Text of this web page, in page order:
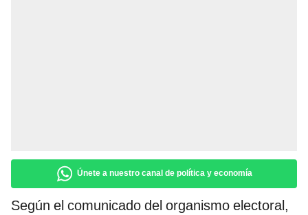
Únete a nuestro canal de política y economía
Según el comunicado del organismo electoral,